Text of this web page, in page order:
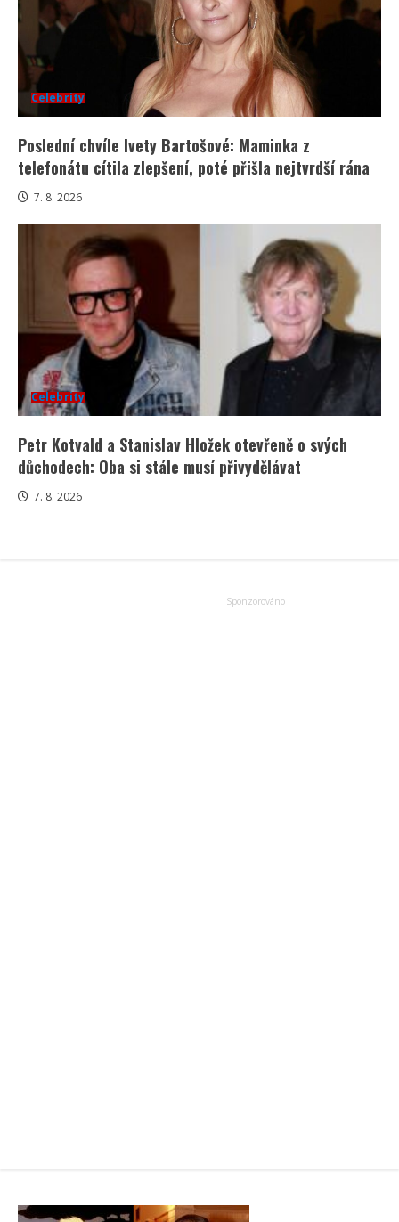
Celebrity
Poslední chvíle Ivety Bartošové: Maminka z
telefonátu cítila zlepšení, poté přišla nejtvrdší rána
7. 8. 2026
Celebrity
Petr Kotvald a Stanislav Hložek otevřeně o svých
důchodech: Oba si stále musí přivydělávat
7. 8. 2026